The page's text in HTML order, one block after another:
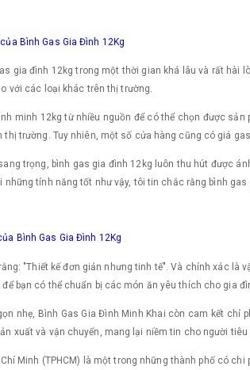
Bình Gas Gia Đình 12Kg
gia đình 12kg trong một thời gian khá lâu và rất
với các loại khác trên thị trường.
minh 12kg từ nhiều nguồn để có thể chọn được
thị trường. Tuy nhiên, một số cửa hàng cũng có giá
trọng, bình gas gia đình 12kg luôn thu hút được
những tính năng tốt như vậy, tôi tin chắc rằng bình
Bình Gas Gia Đình 12Kg
"Thiết kế đơn giản nhưng tinh tế". Và chính xác là
bạn có thể chuẩn bị các món ăn yêu thích cho gia
nhẹ, Bình Gas Gia Đình Minh Khai còn cam kết
xuất và vận chuyển, mang lại niềm tin cho người tiêu
Minh (TPHCM) là một trong những thành phố có